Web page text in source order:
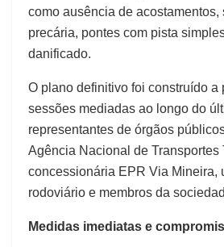
como ausência de acostamentos,
precária, pontes com pista
danificado.
O plano definitivo foi construído a
sessões mediadas ao longo do
representantes de órgãos
Agência Nacional de Transportes
concessionária EPR Via Mineira,
rodoviário e membros da
Medidas imediatas e